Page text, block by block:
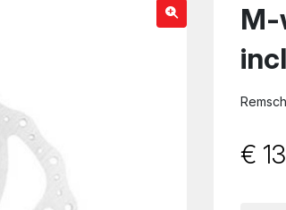
M-
€